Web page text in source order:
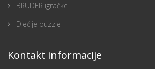
BRUDER igračke
Dječije puzzle
Kontakt informacije